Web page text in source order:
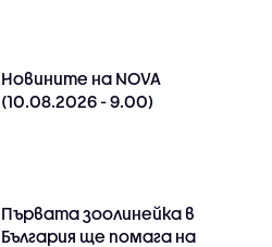
Новините на NOVA
(10.08.2026 - 9.00)
Първата зоолинейка в
България ще помага на